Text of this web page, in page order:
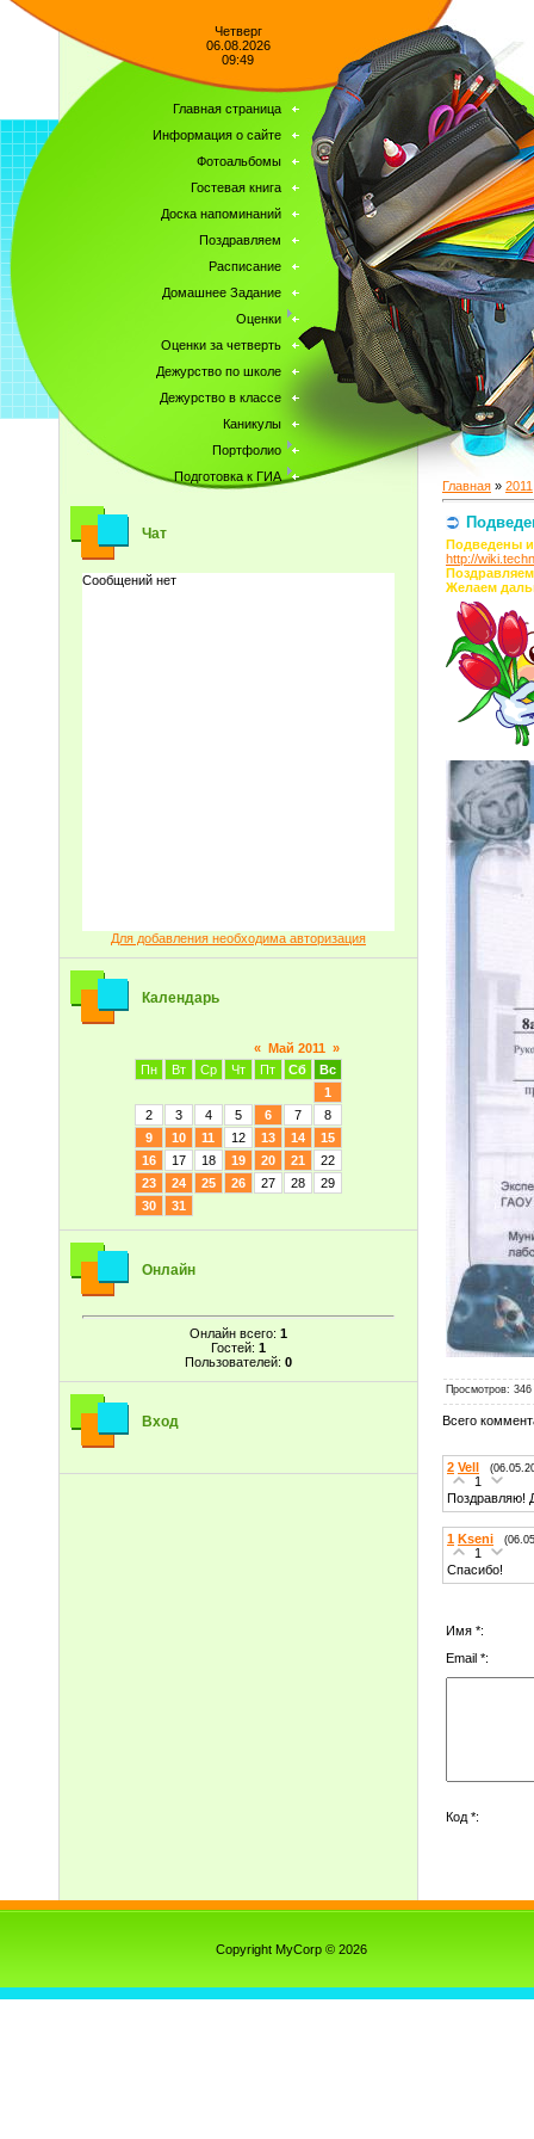
Четверг
06.08.2026
09:49
Главная страница
Информация о сайте
Фотоальбомы
Гостевая книга
Доска напоминаний
Поздравляем
Расписание
Домашнее Задание
Оценки
Оценки за четверть
Дежурство по школе
Дежурство в классе
Каникулы
Портфолио
Подготовка к ГИА
Чат
Для добавления необходима авторизация
Календарь
« Май 2011 »
Пн
Вт Ср Чт Пт Сб
Вс
1
2
3 4 5 6 7
8
9
10 11 12 13 14
15
16
17 18 19 20 21
22
23
24 25 26 27 28
29
30
31
Онлайн
Онлайн всего: 1
Гостей: 1
Пользователей: 0
Вход
Главная » 2011
Подведены
http://
Желаем
Просмотров:
Всего
2 Vell
1
Поздравляю!
1 Kseni
1
Спасибо!
Имя *:
Email *:
Код *:
Copyright MyCorp © 2026